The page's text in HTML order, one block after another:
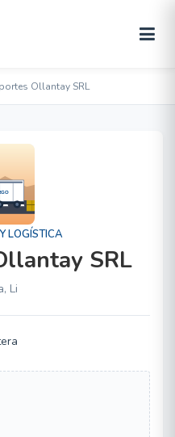
Ollantay SRL
LOGÍSTICA
SRL
Li